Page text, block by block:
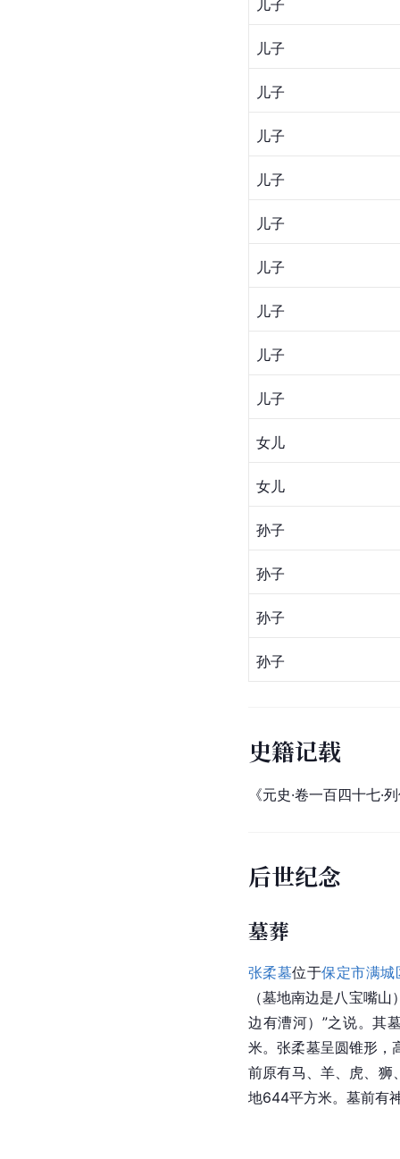
儿子
儿子
儿子
儿子
儿子
儿子
儿子
儿子
儿子
儿子
女儿
女儿
孙子
孙子
孙子
孙子
史籍记载
《元史·卷一百四十七·
后世纪念
墓葬
张柔墓位于保定市满城
（墓地南边是八宝嘴
边有漕河）”之说。其
米。张柔墓呈圆锥形，
前原有马、羊、虎、狮
地644平方米。墓前有